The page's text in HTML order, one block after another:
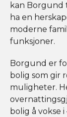
kan Borgund
ha en
moderne
funksjoner.
Borgund er
bolig som gir
muligheter.
bolig å vokse